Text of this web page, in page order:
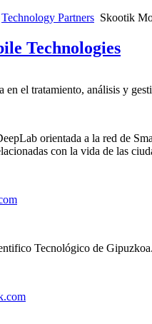
Technology Partners Skootik
Technologies
en el tratamiento, análisis y
orientada a la red de
con la vida de las
Tecnológico de